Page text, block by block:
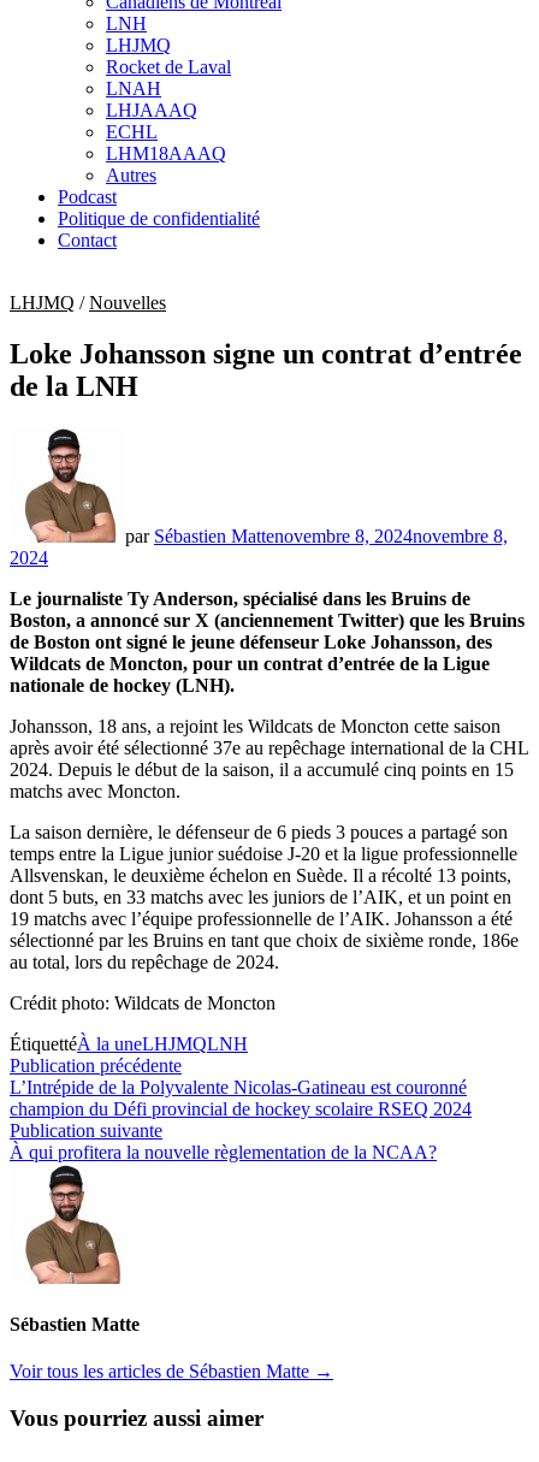
sub
menu
LNH
LHJMQ
Rocket de Laval
LNAH
LHJAAAQ
ECHL
LHM18AAAQ
Autres
Podcast
Politique de confidentialité
Contact
LHJMQ /Nouvelles
Loke Johansson signe un contrat d’entrée
de la LNH
par Sébastien Mattenovembre 8, 2024novembre 8,
2024
Le journaliste Ty Anderson, spécialisé dans les Bruins de
Boston, a annoncé sur X (anciennement Twitter) que les Bruins
de Boston ont signé le jeune défenseur Loke Johansson, des
Wildcats de Moncton, pour un contrat d’entrée de la Ligue
nationale de hockey (LNH).
Johansson, 18 ans, a rejoint les Wildcats de Moncton cette saison
après avoir été sélectionné 37e au repêchage international de la CHL
2024. Depuis le début de la saison, il a accumulé cinq points en 15
matchs avec Moncton.
La saison dernière, le défenseur de 6 pieds 3 pouces a partagé son
temps entre la Ligue junior suédoise J-20 et la ligue professionnelle
Allsvenskan, le deuxième échelon en Suède. Il a récolté 13 points,
dont 5 buts, en 33 matchs avec les juniors de l’AIK, et un point en
19 matchs avec l’équipe professionnelle de l’AIK. Johansson a été
sélectionné par les Bruins en tant que choix de sixième ronde, 186e
au total, lors du repêchage de 2024.
Crédit photo: Wildcats de Moncton
ÉtiquettéÀ la uneLHJMQLNH
Navigation
de
l’article
Publication précédentePublication
précédente :
L’Intrépide de la Polyvalente Nicolas-Gatineau est couronné
champion du Défi provincial de hockey scolaire RSEQ 2024
Publication suivantePublication
suivante :
À qui profitera la nouvelle règlementation de la NCAA?
Sébastien Matte
Voir tous les articles de Sébastien Matte →
Vous pourriez aussi aimer